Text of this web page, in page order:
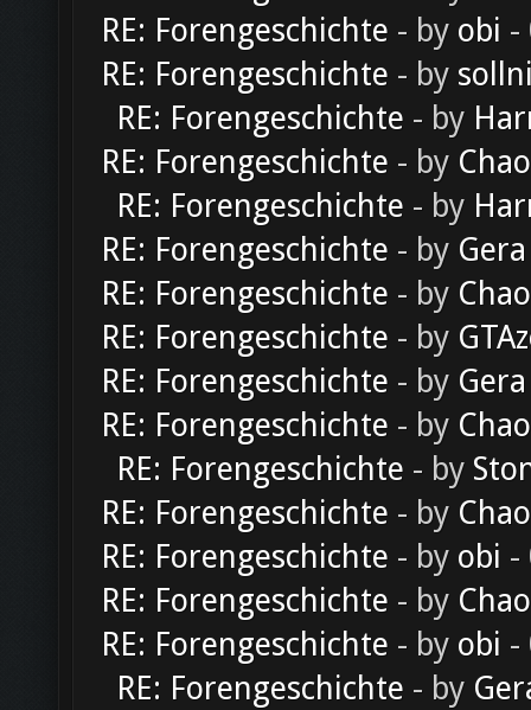
RE: Forengeschichte - by obi -
RE: Forengeschichte - by
RE: Forengeschichte - by
RE: Forengeschichte - by
RE: Forengeschichte - by
RE: Forengeschichte - by Gera
RE: Forengeschichte - by
RE: Forengeschichte - by
RE: Forengeschichte - by Gera
RE: Forengeschichte - by
RE: Forengeschichte - by
RE: Forengeschichte - by
RE: Forengeschichte - by obi -
RE: Forengeschichte - by
RE: Forengeschichte - by obi -
RE: Forengeschichte - by